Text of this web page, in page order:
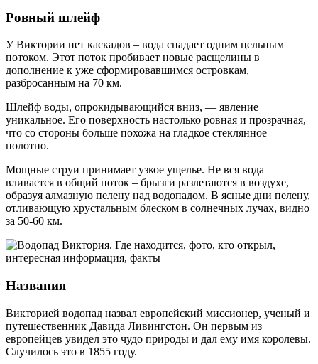
Ровный шлейф
У Виктории нет каскадов – вода спадает одним цельным
потоком. Этот поток пробивает новые расщелины в
дополнение к уже сформировавшимся островкам,
разбросанным на 70 км.
Шлейф воды, опрокидывающийся вниз, — явление
уникальное. Его поверхность настолько ровная и прозрачная,
что со стороны больше похожа на гладкое стеклянное
полотно.
Мощные струи принимает узкое ущелье. Не вся вода
вливается в общий поток – брызги разлетаются в воздухе,
образуя алмазную пелену над водопадом. В ясные дни пелену,
отливающую хрустальным блеском в солнечных лучах, видно
за 50-60 км.
Названия
Викторией водопад назвал европейский миссионер, ученый и
путешественник Давида Ливингстон. Он первым из
европейцев увидел это чудо природы и дал ему имя королевы.
Случилось это в 1855 году.